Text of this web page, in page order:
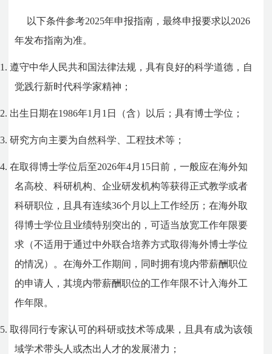
以下条件参考2025年申报指南，最终申报要求以2026
年发布指南为准。
1.遵守中华人民共和国法律法规，具有良好的科学道德，自
觉践行新时代科学家精神；
2. 出生日期在1986年1 月 1 日（含）以后；具有博士学位；
3.研究方向主要为自然科学、工程技术等；
4.在取得博士学位后至2026年4月 15日前，一般应在海外知
名高校、科研机构、企业研发机构等获得正式教学或者
科研职位，且具有连续36个月以上工作经历；在海外取
得博士学位且业绩特别突出的，可适当放宽工作年限要
求（不适用于通过中外联合培养方式取得海外博士学位
的情况）。在海外工作期间，同时拥有境内带薪酬职位
的申请人，其境内带薪酬职位的工作年限不计入海外工
作年限。
5.取得同行专家认可的科研或技术等成果，且具有成为该领
域学术带头人或杰出人才的发展潜力；